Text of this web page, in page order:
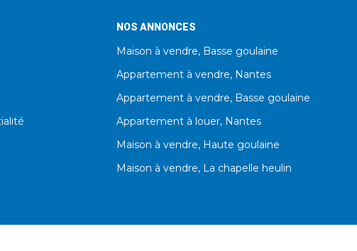
NOS ANNONCES
Maison à vendre, Basse goulaine
Appartement à vendre, Nantes
Appartement à vendre, Basse goulaine
Appartement à louer, Nantes
Maison à vendre, Haute goulaine
Maison à vendre, La chapelle heulin